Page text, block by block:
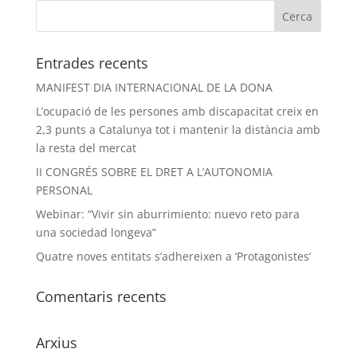
Entrades recents
MANIFEST DIA INTERNACIONAL DE LA DONA
L’ocupació de les persones amb discapacitat creix en
2,3 punts a Catalunya tot i mantenir la distància amb
la resta del mercat
II CONGRÉS SOBRE EL DRET A L’AUTONOMIA
PERSONAL
Webinar: “Vivir sin aburrimiento: nuevo reto para
una sociedad longeva”
Quatre noves entitats s’adhereixen a ‘Protagonistes’
Comentaris recents
Arxius